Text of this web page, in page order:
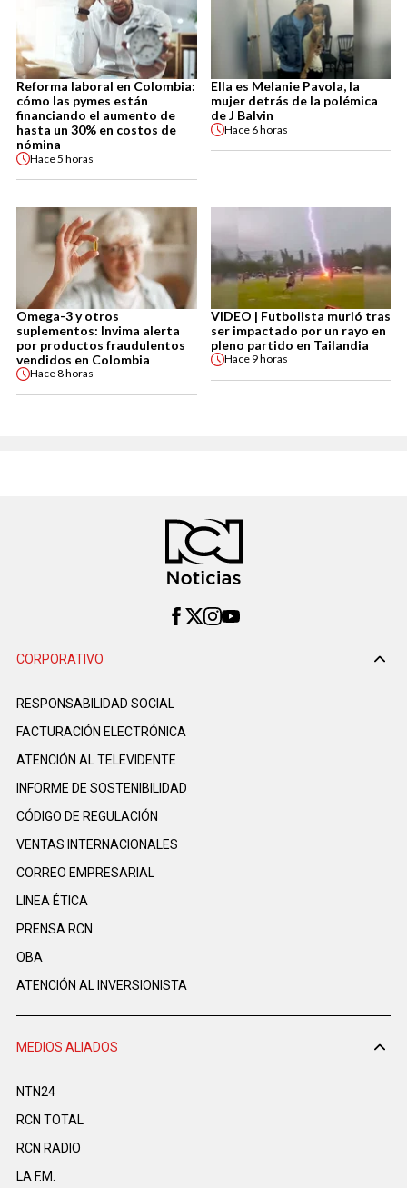
Reforma laboral en Colombia:
cómo las pymes están
financiando el aumento de
hasta un 30% en costos de
nómina
Hace5 horas
Ella es Melanie Pavola, la
mujer detrás de la polémica
de J Balvin
Hace 6 horas
Omega-3 y otros
suplementos: Invima alerta
por productos fraudulentos
vendidos en Colombia
Hace8 horas
VIDEO | Futbolista murió tras
ser impactado por un rayo en
pleno partido en Tailandia
Hace 9 horas
CORPORATIVO
RESPONSABILIDAD SOCIAL
FACTURACIÓN ELECTRÓNICA
ATENCIÓN AL TELEVIDENTE
INFORME DE SOSTENIBILIDAD
CÓDIGO DE REGULACIÓN
VENTAS INTERNACIONALES
CORREO EMPRESARIAL
LINEA ÉTICA
PRENSA RCN
OBA
ATENCIÓN AL INVERSIONISTA
MEDIOS ALIADOS
NTN24
RCN TOTAL
RCN RADIO
LA F.M.